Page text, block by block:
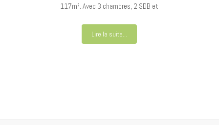
117m². Avec 3 chambres, 2 SDB et
Lire la suite...